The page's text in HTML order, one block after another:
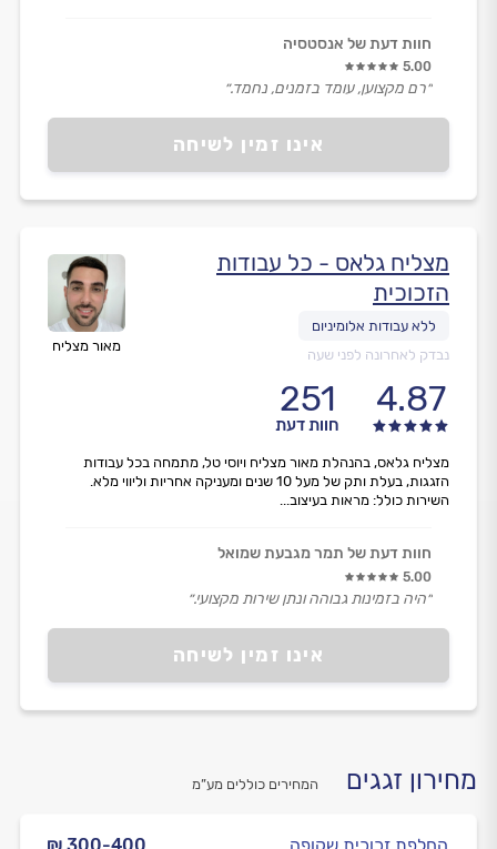
אינו זמין לשיחה
חוות דעת של אנסטסיה
5.00
״רם מקצוען, עומד בזמנים, נחמד.״
מאור מצליח
מצליח גלאס - כל עבודות
הזכוכית
נבדק לאחרונה לפני שעה
4.87
251
חוות דעת
אינו זמין לשיחה
מצליח גלאס, בהנהלת מאור מצליח ויוסי טל, מתמחה בכל עבודות
הזגגות, בעלת ותק של מעל 10 שנים ומעניקה אחריות וליווי מלא.
השירות כולל: מראות בעיצוב...
חוות דעת של תמר מגבעת שמואל
5.00
״היה בזמינות גבוהה ונתן שירות מקצועי.״
מחירון זגגים המחירים כוללים מע”מ
₪ 300-400 החלפת זכוכית שקופה